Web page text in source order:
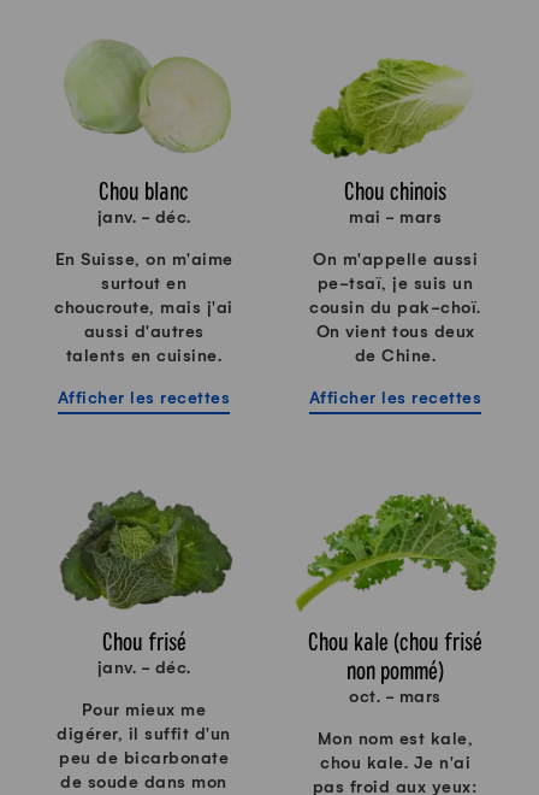
Chou blanc
janv. - déc.
En Suisse, on m'aime
surtout en
choucroute, mais j'ai
aussi d'autres
talents en cuisine.
Afficher les recettes
Chou chinois
mai - mars
On m'appelle aussi
pe-tsaï, je suis un
cousin du pak-choï.
On vient tous deux
de Chine.
Afficher les recettes
Chou frisé
janv. - déc.
Pour mieux me
digérer, il suffit d'un
peu de bicarbonate
de soude dans mon
Chou kale (chou frisé
non pommé)
oct. - mars
Mon nom est kale,
chou kale. Je n'ai
pas froid aux yeux: